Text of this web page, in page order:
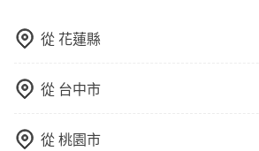
從花蓮縣
從 台中市
從桃園市